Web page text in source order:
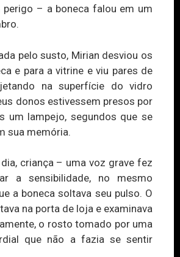
– a boneca falou em um
susto, Mirian desviou os
e para a vitrine e viu pares de
na superfície do vidro
donos estivessem presos por
um lampejo, segundos que se
sua memória.
– uma voz grave fez
a sensibilidade, no mesmo
a boneca soltava seu pulso. O
na porta de loja e examinava
o rosto tomado por uma
que não a fazia se sentir